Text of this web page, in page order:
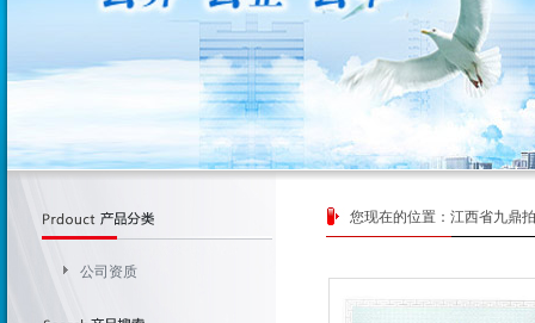
公司资质
您现在的位置： 江西省九鼎